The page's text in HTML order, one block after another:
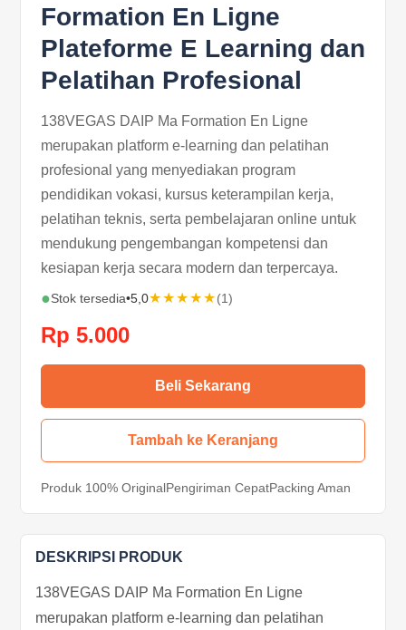
Formation En Ligne
Plateforme E Learning dan
Pelatihan Profesional
138VEGAS DAIP Ma Formation En Ligne
merupakan platform e-learning dan pelatihan
profesional yang menyediakan program
pendidikan vokasi, kursus keterampilan kerja,
pelatihan teknis, serta pembelajaran online untuk
mendukung pengembangan kompetensi dan
kesiapan kerja secara modern dan terpercaya.
●Stok tersedia•5,0★★★★★(1)
Rp 5.000
Beli Sekarang
Tambah ke Keranjang
Produk 100% OriginalPengiriman CepatPacking Aman
DESKRIPSI PRODUK
138VEGAS DAIP Ma Formation En Ligne
merupakan platform e-learning dan pelatihan